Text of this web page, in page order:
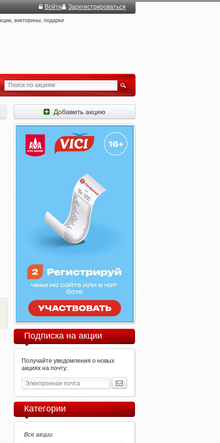
Войти Зарегистрироваться
викторины, подарки
Добавить акцию
Подписка на акции
Получайте уведомления о новых
акциях на почту:
Категории
Все акции